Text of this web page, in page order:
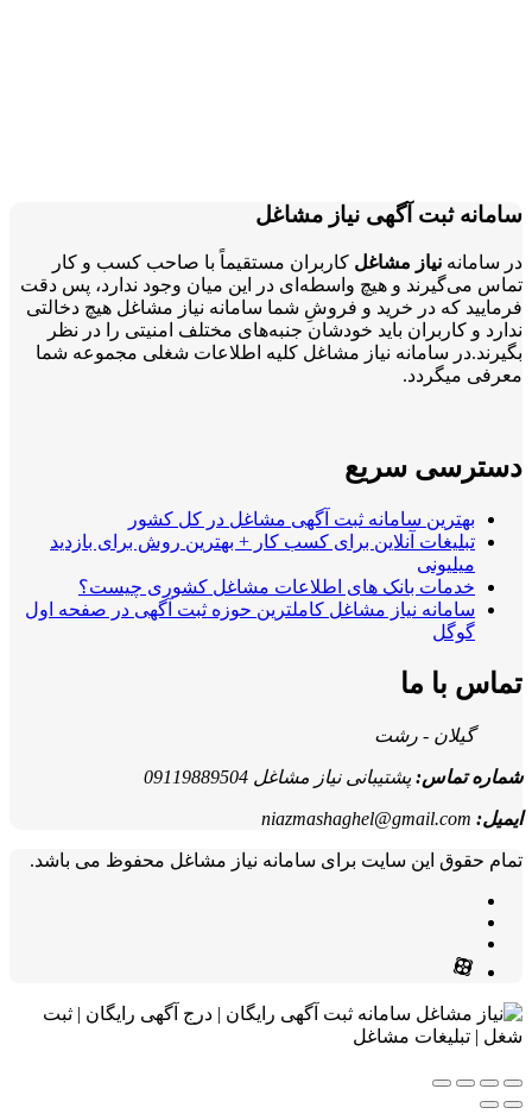
سامانه ثبت آگهی نیاز مشاغل
در سامانه نیاز مشاغلکاربران مستقیماً با صاحب کسب و کار
تماس می‌گیرند و هیچ واسطه‌ای در این میان وجود ندارد، پس دقت
فرمایید که در خرید و فروشِ شما سامانه نیاز مشاغل هیچ دخالتی
ندارد و کاربران باید خودشان جنبه‌های مختلف امنیتی را در نظر
بگیرند.در سامانه نیاز مشاغل کلیه اطلاعات شغلی مجموعه شما
معرفی میگردد.
دسترسی سریع
بهترین سامانه ثبت آگهی مشاغل در کل کشور
تبلیغات آنلاین برای کسب کار + بهترین روش برای بازدید
میلیونی
خدمات بانک های اطلاعات مشاغل کشوری چیست؟
سامانه نیاز مشاغل کاملترین حوزه ثبت آگهی در صفحه اول
گوگل
تماس با ما
گیلان - رشت
شماره تماس:پشتیبانی نیاز مشاغل 09119889504
ایمیل: niazmashaghel@gmail.com
تمام حقوق این سایت برای سامانه نیاز مشاغل محفوظ می باشد.